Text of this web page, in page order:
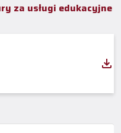
za usługi edukacyjne